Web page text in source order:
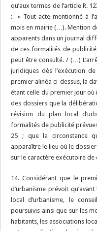
qu’aux termes de l’article R.
: » Tout acte mentionné à
mois en mairie (…). Mention
apparents dans un journal
de ces formalités de
peut être consulté. / (…)
juridiques dès l’exécution
premier alinéa ci-dessus, la
étant celle du premier jour où
des dossiers que la
révision du plan local
formalités de publicité
25 ; que la circonstance
apparaître le lieu où le
sur le caractère exécutoire
14. Considérant que le
d’urbanisme prévoit
local d’urbanisme, le
poursuivis ainsi que sur les
habitants, les associations